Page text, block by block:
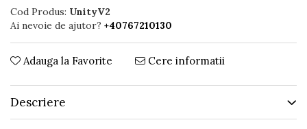
Cod Produs: UnityV2
Ai nevoie de ajutor? +40767210130
Adauga la Favorite Cere informatii
Descriere